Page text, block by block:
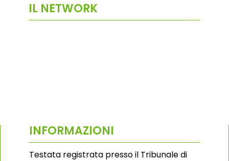
IL NETWORK
INFORMAZIONI
Testata registrata presso il Tribunale di